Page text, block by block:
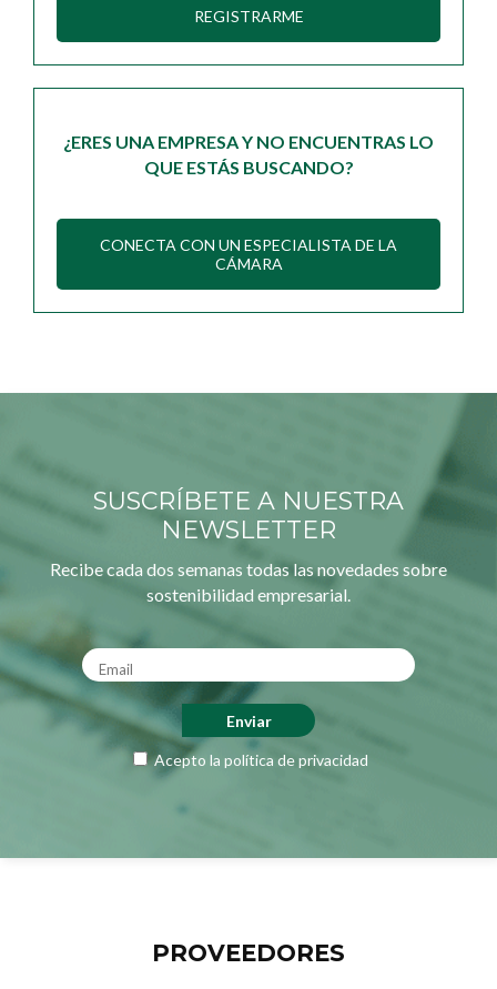
REGISTRARME
¿ERES UNA EMPRESA Y NO ENCUENTRAS LO
QUE ESTÁS BUSCANDO?
CONECTA CON UN ESPECIALISTA DE LA
CÁMARA
SUSCRÍBETE A NUESTRA
NEWSLETTER
Recibe cada dos semanas todas las novedades sobre
sostenibilidad empresarial.
Acepto la política de privacidad
PROVEEDORES